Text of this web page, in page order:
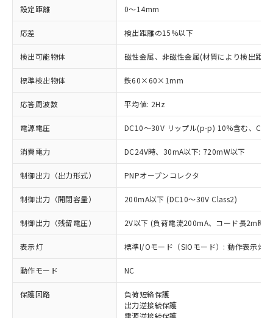
設定距離 0～14mm
応差 検出距離の15%以下
検出可能物体 磁性金属、非磁性金属(材質により検出距
標準検出物体 鉄60×60×1mm
応答周波数 平均値: 2Hz
電源電圧 DC10～30V リップル(p-p) 10%含む、
消費電力 DC24V時、30mA以下: 720mW以下
制御出力（出力形式） PNPオープンコレクタ
制御出力（開閉容量） 200mA以下 (DC10～30V Class2)
制御出力（残留電圧） 2V以下 (負荷電流200mA、コード長2m時)
表示灯 標準I/Oモード（SIOモード）: 動作表示灯(
動作モード NC
保護回路
負荷短絡保護
出力逆接続保護
電源逆接続保護
※1 対応状況